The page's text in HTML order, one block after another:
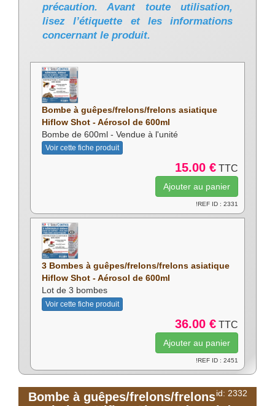
précaution. Avant toute utilisation,
lisez l’étiquette et les informations
concernant le produit.
Bombe à guêpes/frelons/frelons asiatique
Hiflow Shot - Aérosol de 600ml
Bombe de 600ml - Vendue à l'unité
Voir cette fiche produit
15.00 € TTC
!REF ID : 2331
3 Bombes à guêpes/frelons/frelons asiatique
Hiflow Shot - Aérosol de 600ml
Lot de 3 bombes
Voir cette fiche produit
36.00 € TTC
!REF ID : 2451
id: 2332
Bombe à guêpes/frelons/frelons